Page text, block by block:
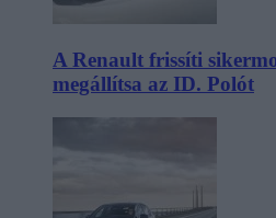
A Renault frissíti
megállítsa az ID. Polót